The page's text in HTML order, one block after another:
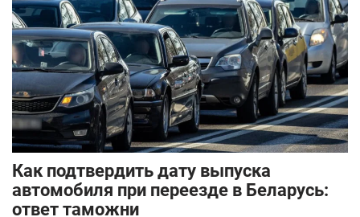
Как подтвердить дату выпуска
автомобиля при переезде в Беларусь:
ответ таможни